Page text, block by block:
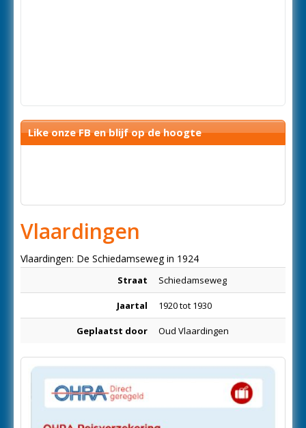
Like onze FB en blijf op de hoogte
Vlaardingen
Vlaardingen: De Schiedamseweg in 1924
Straat Schiedamseweg
Jaartal 1920 tot 1930
Geplaatst door Oud Vlaardingen